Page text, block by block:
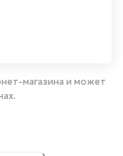
магазина и может